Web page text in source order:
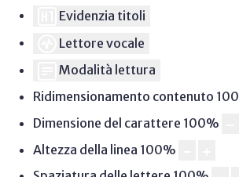
Evidenzia titoli
Lettore vocale
Modalità lettura
Ridimensionamento contenuto 100
Dimensione del carattere 100%
Altezza della linea 100%